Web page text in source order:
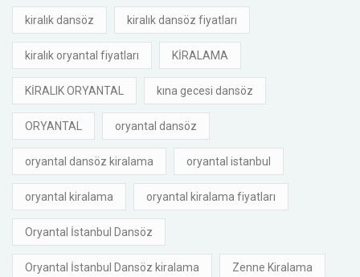
kiralık dansöz kiralık dansöz fiyatları
kiralık oryantal fiyatları KİRALAMA
KİRALIK ORYANTAL kına gecesi dansöz
ORYANTAL oryantal dansöz
oryantal dansöz kiralama oryantal istanbul
oryantal kiralama oryantal kiralama fiyatları
Oryantal İstanbul Dansöz
Oryantal İstanbul Dansöz kiralama Zenne Kiralama